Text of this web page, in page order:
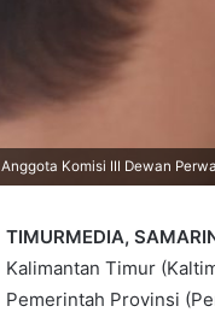
Anggota Komisi III Dewan
TIMURMEDIA,
Kalimantan Timur
Pemerintah Provinsi